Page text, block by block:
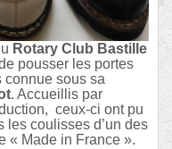
Rotary Club Bastille
pousser les portes
connue sous sa
. Accueillis par
ceux-ci ont pu
les coulisses d’un des
« Made in France ».